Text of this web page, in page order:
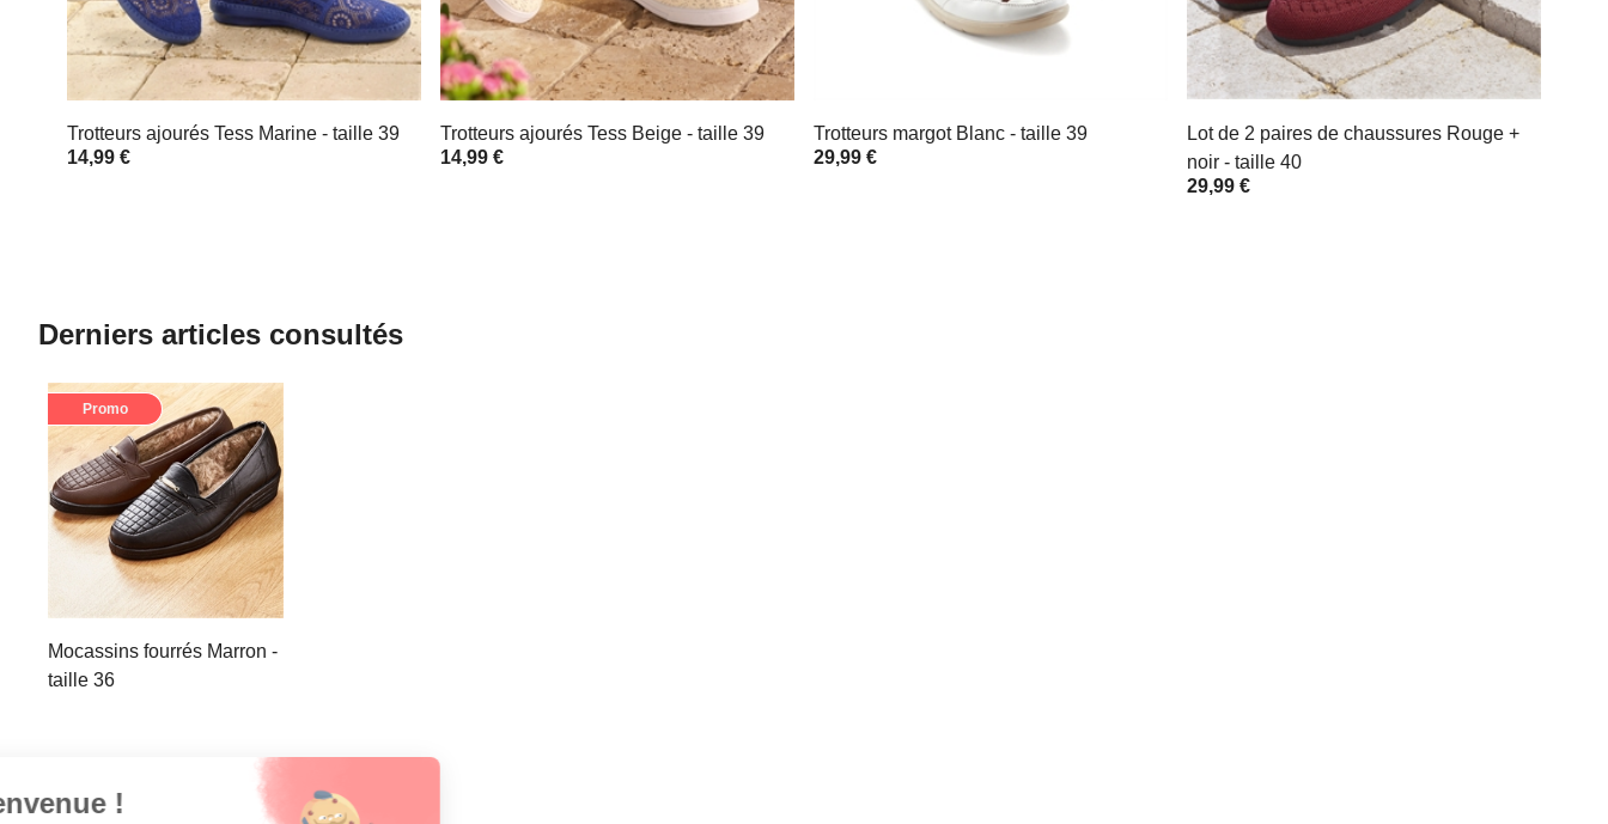
Trotteurs ajourés Tess Marine - taille 39
14,99 €
Trotteurs ajourés Tess Beige - taille 39
14,99 €
Trotteurs margot Blanc - taille 39
29,99 €
Lot de 2 paires de chaussures Rouge +
noir - taille 40
29,99 €
Derniers articles consultés
Promo
Mocassins fourrés Marron -
taille 36